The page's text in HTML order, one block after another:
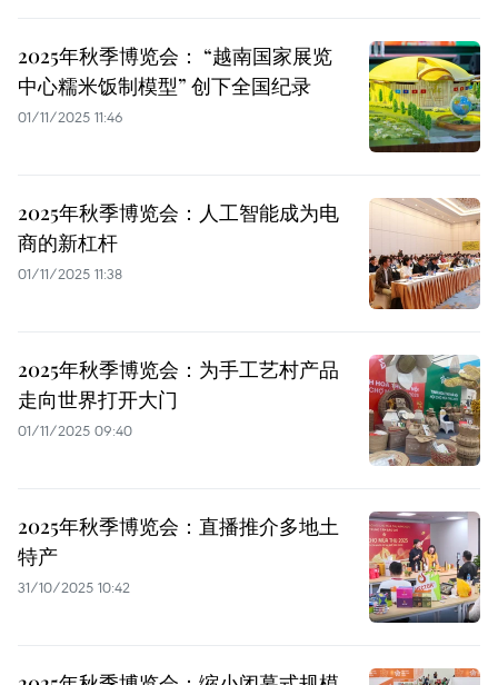
2025年秋季博览会： “越南国家展览
中心糯米饭制模型” 创下全国纪录
01/11/2025 11:46
2025年秋季博览会：人工智能成为电
商的新杠杆
01/11/2025 11:38
2025年秋季博览会：为手工艺村产品
走向世界打开大门
01/11/2025 09:40
2025年秋季博览会：直播推介多地土
特产
31/10/2025 10:42